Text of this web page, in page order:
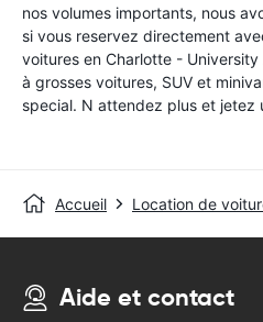
nos volumes importants, nous
si vous reservez directement
voitures en Charlotte -
à grosses voitures, SUV et
special. N attendez plus et jetez
Accueil Location de
Aide et contact